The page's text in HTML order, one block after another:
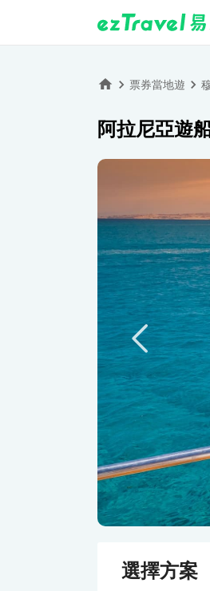
票券當地遊
阿拉尼亞遊
選擇方案